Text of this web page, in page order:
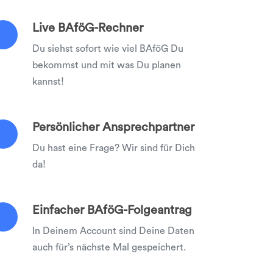
Live BAföG-Rechner
Du siehst sofort wie viel BAföG Du
bekommst und mit was Du planen
kannst!
Persönlicher Ansprechpartner
Du hast eine Frage? Wir sind für Dich
da!
Einfacher BAföG-Folgeantrag
In Deinem Account sind Deine Daten
auch für’s nächste Mal gespeichert.